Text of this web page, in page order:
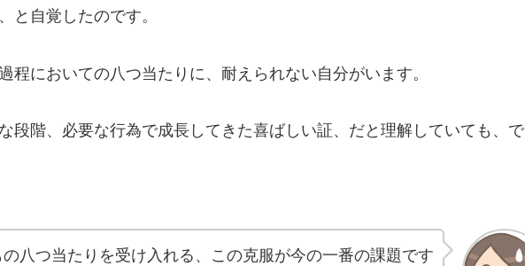
と自覚したのです。
程においての八つ当たりに、耐えられない自分がいます。
段階、必要な行為で成長してきた喜ばしい証、だと理解していても、で
八つ当たりを受け入れる、この克服が今の一番の課題です